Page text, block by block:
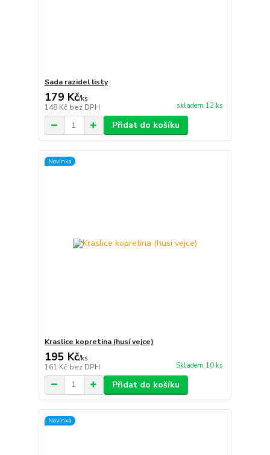
Sada razidel listy
179 Kč/ks
148 Kč bez DPH skladem 12 ks
Přidat do košíku
Novinka
Kraslice kopretina (husí vejce)
195 Kč/ks
161 Kč bez DPH Skladem 10 ks
Přidat do košíku
Novinka